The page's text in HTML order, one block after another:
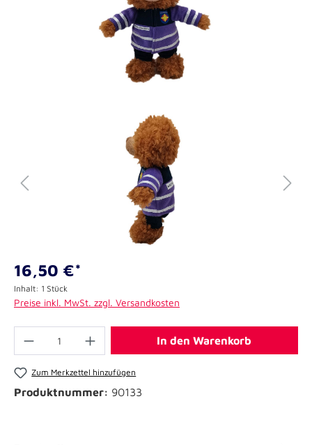
16,50 €*
Inhalt: 1 Stück
Preise inkl. MwSt. zzgl. Versandkosten
In den Warenkorb
Zum Merkzettel hinzufügen
Produktnummer: 90133